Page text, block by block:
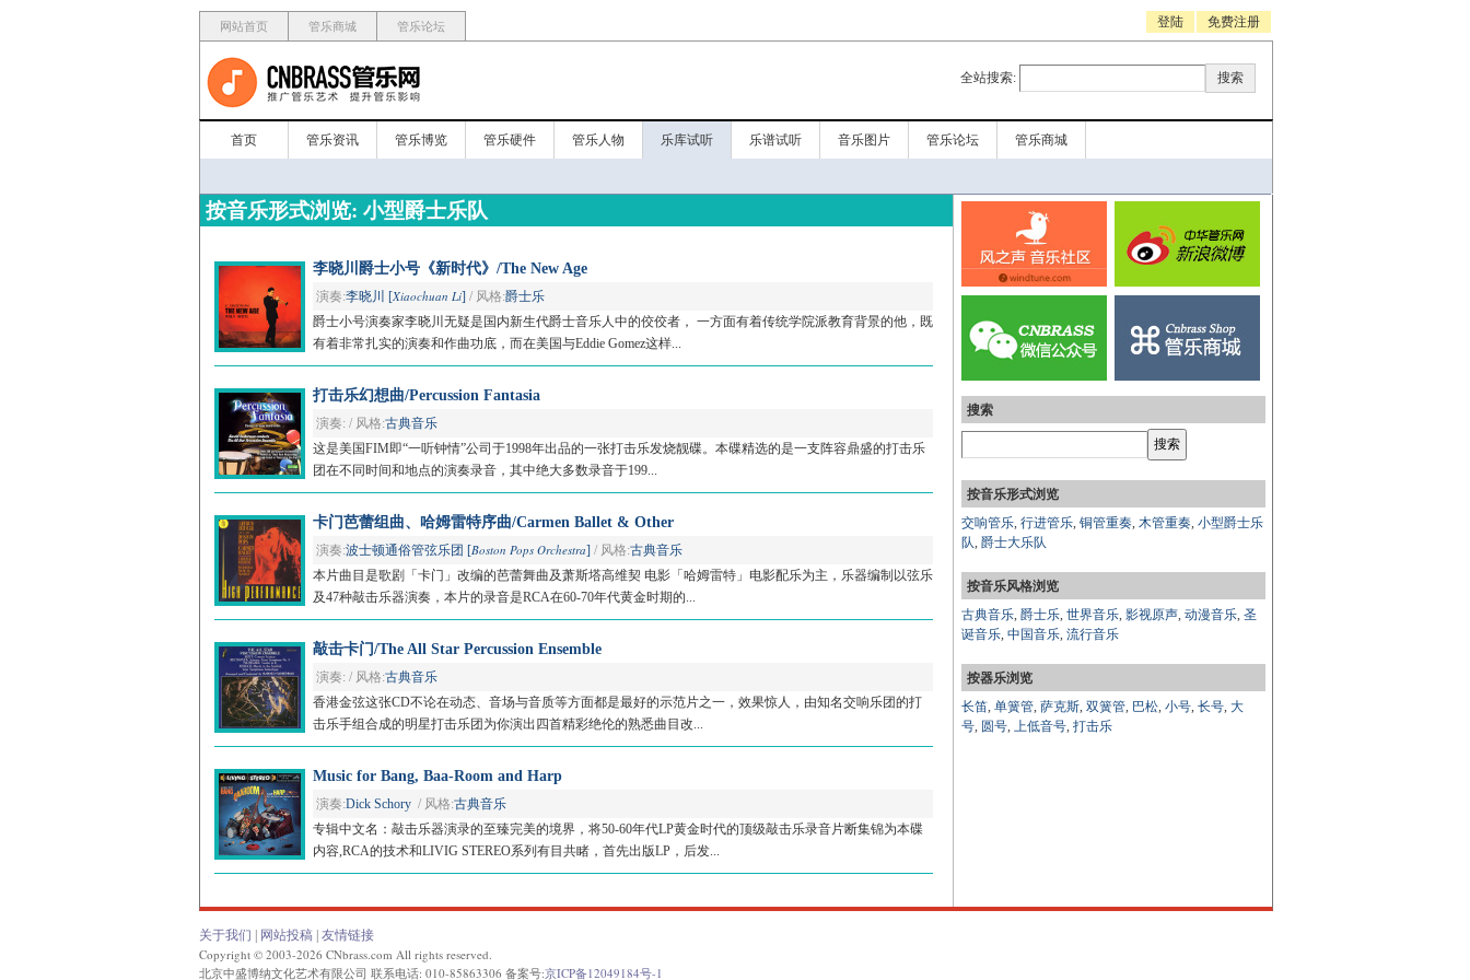
网站首页 管乐商城 管乐论坛 登陆 免费注册
全站搜索:
首页 管乐资讯 管乐博览 管乐硬件 管乐人物 乐库试听 乐谱试听 音乐图片 管乐论坛 管乐商城
按音乐形式浏览: 小型爵士乐队
李晓川爵士小号《新时代》/The New Age
演奏:李晓川 [Xiaochuan Li] / 风格:爵士乐
爵士小号演奏家李晓川无疑是国内新生代爵士音乐人中的佼佼者， 一方面有着传统学院派教育背景的他，既
有着非常扎实的演奏和作曲功底，而在美国与Eddie Gomez这样...
打击乐幻想曲/Percussion Fantasia
演奏: / 风格:古典音乐
这是美国FIM即“一听钟情”公司于1998年出品的一张打击乐发烧靓碟。本碟精选的是一支阵容鼎盛的打击乐
团在不同时间和地点的演奏录音，其中绝大多数录音于199...
卡门芭蕾组曲、哈姆雷特序曲/Carmen Ballet & Other
演奏:波士顿通俗管弦乐团 [Boston Pops Orchestra] / 风格:古典音乐
本片曲目是歌剧「卡门」改编的芭蕾舞曲及萧斯塔高维契 电影「哈姆雷特」电影配乐为主，乐器编制以弦乐
及47种敲击乐器演奏，本片的录音是RCA在60-70年代黄金时期的...
敲击卡门/The All Star Percussion Ensemble
演奏: / 风格:古典音乐
香港金弦这张CD不论在动态、音场与音质等方面都是最好的示范片之一，效果惊人，由知名交响乐团的打
击乐手组合成的明星打击乐团为你演出四首精彩绝伦的熟悉曲目改...
Music for Bang, Baa-Room and Harp
演奏:Dick Schory / 风格:古典音乐
专辑中文名：敲击乐器演录的至臻完美的境界，将50-60年代LP黄金时代的顶级敲击乐录音片断集锦为本碟
内容,RCA的技术和LIVIG STEREO系列有目共睹，首先出版LP，后发...
搜索
按音乐形式浏览
交响管乐, 行进管乐, 铜管重奏, 木管重奏, 小型爵士乐
队, 爵士大乐队
按音乐风格浏览
古典音乐, 爵士乐, 世界音乐, 影视原声, 动漫音乐, 圣
诞音乐, 中国音乐, 流行音乐
按器乐浏览
长笛, 单簧管, 萨克斯, 双簧管, 巴松, 小号, 长号, 大
号, 圆号, 上低音号, 打击乐
关于我们 网站投稿 友情链接
Copyright © 2003-2026 CNbrass.com All rights reserved.
北京中盛博纳文化艺术有限公司 联系电话: 010-85863306 备案号:京ICP备12049184号-1